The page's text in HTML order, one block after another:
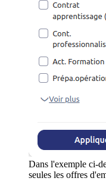
Dans l'exemple ci-
seules les offres